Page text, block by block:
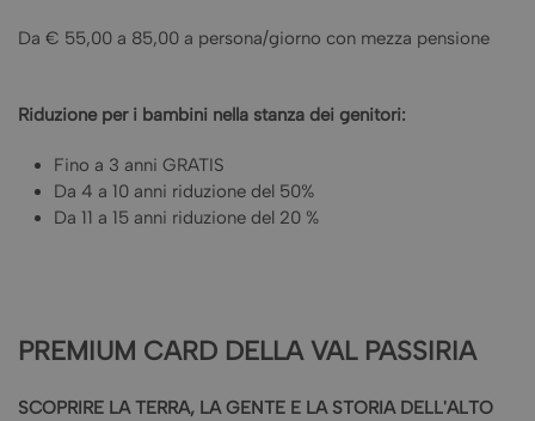
Da € 55,00 a 85,00 a persona/giorno con mezza pensione
Riduzione per i bambini nella stanza dei genitori:
Fino a 3 anni GRATIS
Da 4 a 10 anni riduzione del 50%
Da 11 a 15 anni riduzione del 20 %
PREMIUM CARD DELLA VAL PASSIRIA
SCOPRIRE LA TERRA, LA GENTE E LA STORIA DELL'ALTO